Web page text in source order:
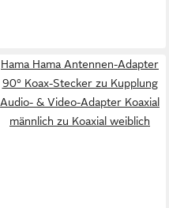
Hama Hama Antennen-Adapter
90° Koax-Stecker zu Kupplung
Audio- & Video-Adapter Koaxial
männlich zu Koaxial weiblich